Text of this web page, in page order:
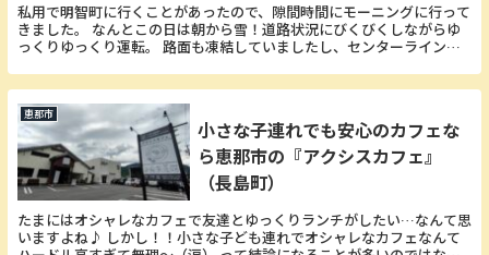
私用で明智町に行くことがあったので、隙間時間にモーニングに行って
きました。 なんとこの日は朝から雪！道路状況にびくびくしながらゆ
っくりゆっくり運転。 路面も凍結していましたし、センターラインが
恵那市
小さな子連れでも安心のカフェな
ら恵那市の『アクシスカフェ』
（長島町）
たまにはオシャレなカフェで友達とゆっくりランチがしたい…なんて思
いますよね♪ しかし！！小さな子ども連れでオシャレなカフェなんて